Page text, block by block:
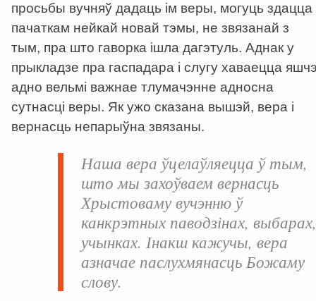
просьбы вучняў дадаць ім веры, могуць здацца
пачаткам нейкай новай тэмы, не звязанай з
тым, пра што гаворка ішла дагэтуль. Аднак у
прыкладзе пра гаспадара і слугу хаваецца
адно вельмі важнае тлумачэнне адносна
сутнасці веры. Як ужо сказана вышэй, вера і
вернасць непарыўна звязаны.
Наша вера ўцелаўляецца ў тым,
што мы захоўваем вернасць
Хрыстоваму вучэнню ў
канкрэтных паводзінах,
учынках. Інакш кажучы, вера
азначае паслухмянасць Божаму
слову.